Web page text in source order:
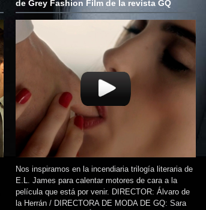
de Grey Fashion Film de la revista GQ
Nos inspiramos en la incendiaria trilogía literaria de
E.L. James para calentar motores de cara a la
película que está por venir. DIRECTOR: Álvaro de
la Herrán / DIRECTORA DE MODA DE GQ: Sara